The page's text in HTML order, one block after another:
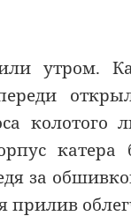
утром.
колотого
катера
за
прилив